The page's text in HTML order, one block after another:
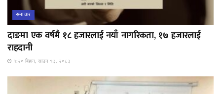
समाचार
दाङमा एक वर्षमै १८ हजारलाई नयाँ नागरिकता, १७ हजारलाई
राहदानी
१:२० बिहान, साउन १३, २०८३